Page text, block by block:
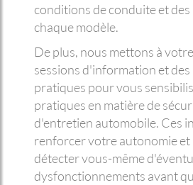
conditions de conduite et
chaque modèle.
De plus, nous mettons à
sessions d'information et des
pratiques pour vous
pratiques en matière de
d'entretien automobile. Ces
renforcer votre autonomie et
détecter vous-même
dysfonctionnements avant